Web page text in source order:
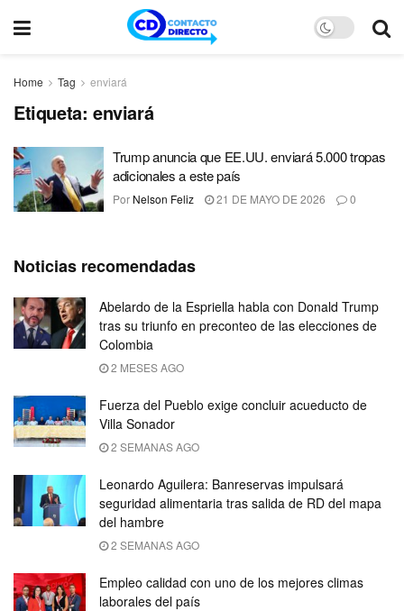
Home Tag enviará
Etiqueta: enviará
Trump anuncia que EE.UU. enviará 5.000 tropas
adicionales a este país
Por Nelson Feliz 21 DE MAYO DE 2026 0
Noticias recomendadas
Abelardo de la Espriella habla con Donald Trump
tras su triunfo en preconteo de las elecciones de
Colombia
2 MESES AGO
Fuerza del Pueblo exige concluir acueducto de
Villa Sonador
2 SEMANAS AGO
Leonardo Aguilera: Banreservas impulsará
seguridad alimentaria tras salida de RD del mapa
del hambre
2 SEMANAS AGO
Empleo calidad con uno de los mejores climas
laborales del país